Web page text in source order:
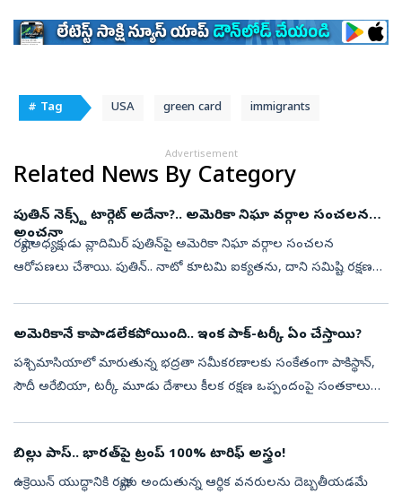
# Tag USA green card immigrants
Advertisement
Related News By Category
పుతిన్‌ నెక్స్ట్‌ టార్గెట్‌ అదేనా?.. అమెరికా నిఘా వర్గాల సంచలన
అంచనా
రష్యా అధ్యక్షుడు వ్లాదిమిర్‌ పుతిన్‌పై అమెరికా నిఘా వర్గాల సంచలన
ఆరోపణలు చేశాయి. పుతిన్‌.. నాటో కూటమి ఐక్యతను, దాని సమిష్టి రక్షణ
అమెరికానే కాపాడలేకపోయింది.. ఇంక పాక్‌-టర్కీ ఏం చేస్తాయి?
పశ్చిమాసియాలో మారుతున్న భద్రతా సమీకరణాలకు సంకేతంగా పాకిస్థాన్‌,
సౌదీ అరేబియా, టర్కీ మూడు దేశాలు కీలక రక్షణ ఒప్పందంపై సంతకాలు
బిల్లు పాస్‌.. భారత్‌పై ట్రంప్‌ 100% టారిఫ్‌ అస్త్రం!
ఉక్రెయిన్‌ యుద్ధానికి రష్యాకు అందుతున్న ఆర్థిక వనరులను దెబ్బతీయడమే